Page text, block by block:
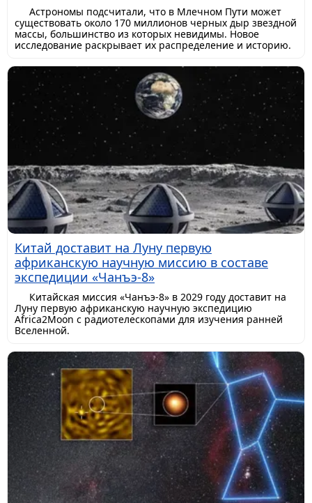
Астрономы подсчитали, что в Млечном Пути может
существовать около 170 миллионов черных дыр звездной
массы, большинство из которых невидимы. Новое
исследование раскрывает их распределение и историю.
Китай доставит на Луну первую
африканскую научную миссию в составе
экспедиции «Чанъэ-8»
Китайская миссия «Чанъэ-8» в 2029 году доставит на
Луну первую африканскую научную экспедицию
Africa2Moon с радиотелескопами для изучения ранней
Вселенной.